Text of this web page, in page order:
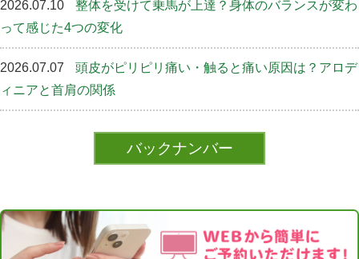
2026.07.10
整体を受けて乗馬が上達？身体のバランスが変わ
って感じた4つの変化
2026.07.07
頭皮がピリピリ痛い・触ると痛い原因は？アロデ
ィニアと首肩の関係
バックナンバー